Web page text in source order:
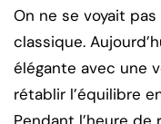
On ne se voyait
classique.
élégante avec une
rétablir l’équilibre